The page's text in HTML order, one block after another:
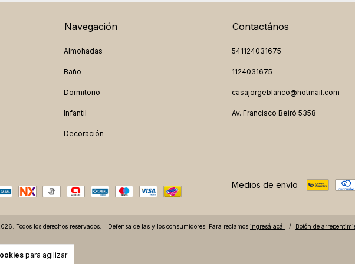
para agilizar
Navegación
Almohadas
Baño
Dormitorio
Infantil
Decoración
Contactános
541124031675
1124031675
casajorgeblanco@hotmail.com
Av. Francisco Beiró 5358
Medios de envío
Todos los derechos reservados. Defensa de las y los consumidores. Para reclamos ingresá acá. / Botón de